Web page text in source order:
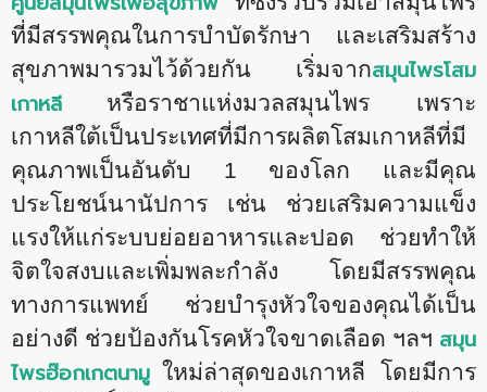
ที่มีสรรพคุณในการบำบัดรักษา และเสริมสร้าง
สุขภาพมารวมไว้ด้วยกัน เริ่มจากสมุนไพรโสม
เกาหลี
หรือราชาแห่งมวลสมุนไพร เพราะ
เกาหลีใต้เป็นประเทศที่มีการผลิตโสมเกาหลีที่มี
คุณภาพเป็นอันดับ 1 ของโลก และมีคุณ
ประโยชน์นานัปการ เช่น ช่วยเสริมความแข็ง
แรงให้แก่ระบบย่อยอาหารและปอด ช่วยทำให้
จิตใจสงบและเพิ่มพละกำลัง โดยมีสรรพคุณ
ทางการแพทย์ ช่วยบำรุงหัวใจของคุณได้เป็น
อย่างดี ช่วยป้องกันโรคหัวใจขาดเลือด ฯลฯ สมุน
ไพรฮ๊อกเกตนามู ใหม่ล่าสุดของเกาหลี โดยมีการ